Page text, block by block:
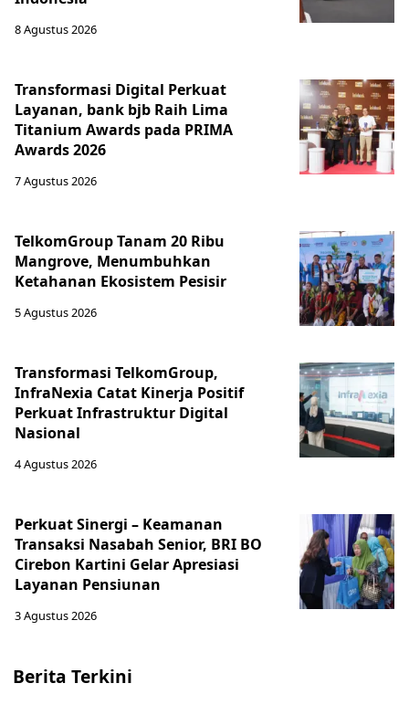
8 Agustus 2026
Transformasi Digital Perkuat
Layanan, bank bjb Raih Lima
Titanium Awards pada PRIMA
Awards 2026
7 Agustus 2026
TelkomGroup Tanam 20 Ribu
Mangrove, Menumbuhkan
Ketahanan Ekosistem Pesisir
5 Agustus 2026
Transformasi TelkomGroup,
InfraNexia Catat Kinerja Positif
Perkuat Infrastruktur Digital
Nasional
4 Agustus 2026
Perkuat Sinergi – Keamanan
Transaksi Nasabah Senior, BRI BO
Cirebon Kartini Gelar Apresiasi
Layanan Pensiunan
3 Agustus 2026
Berita Terkini